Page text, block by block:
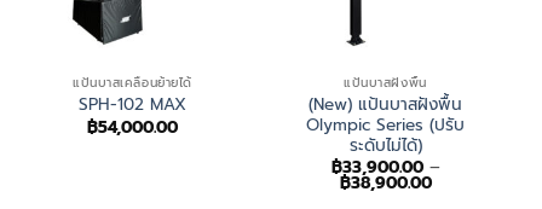
แป้นบาสเคลื่อนย้ายได้
SPH-102 MAX
฿54,000.00
แป้นบาสฝังพื้น
(New) แป้นบาสฝังพื้น
Olympic Series (ปรับ
ระดับไม่ได้)
฿33,900.00 –
฿38,900.00Price